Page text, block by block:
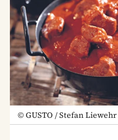
©GUSTO / Stefan Liewehr